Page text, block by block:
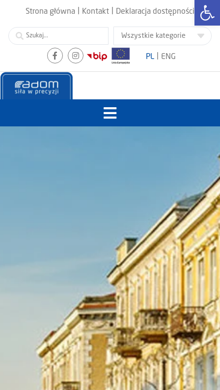
Strona główna Kontakt Deklaracja dostępności
PL ENG